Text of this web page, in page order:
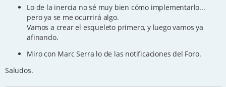
Lo de la inercia no sé muy bien cómo implementarlo...
pero ya se me ocurrirá algo.
Vamos a crear el esqueleto primero, y luego vamos ya
afinando.
Miro con Marc Serra lo de las notificaciones del Foro.
Saludos.